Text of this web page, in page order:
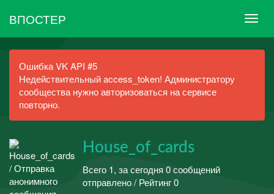
ВПОСТЕР
Ошибка VK API #5
Недействительный access_token! Администратору
сообщества нужно авторизоваться на сервисе
повторно.
House_of_cards
Всего 1, за сегодня 0 сообщений
отправлено / Рейтинг 0